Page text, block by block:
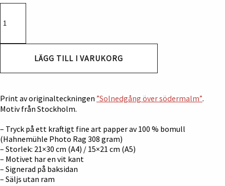
Solnedgång
södermalm
LÄGG TILL I VARUKORG
Print av originalteckningen ”Solnedgång över södermalm”.
Motiv från Stockholm.
– Tryck på ett kraftigt fine art papper av 100 % bomull
(Hahnemühle Photo Rag 308 gram)
– Storlek: 21×30 cm (A4) / 15×21 cm (A5)
– Motivet har en vit kant
– Signerad på baksidan
– Säljs utan ram